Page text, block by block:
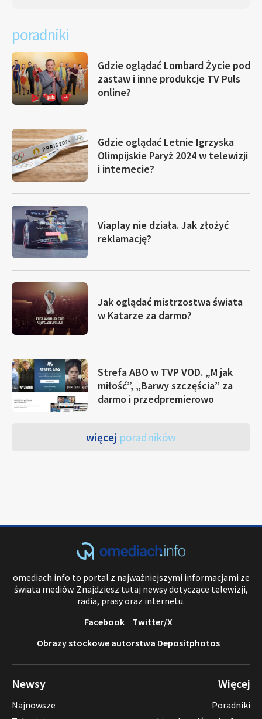
poradniki
Gdzie oglądać Lombard Życie pod
zastaw i inne produkcje TV Puls
online?
Gdzie oglądać Letnie Igrzyska
Olimpijskie Paryż 2024 w telewizji
i internecie?
Viaplay nie działa. Jak złożyć
reklamację?
Jak oglądać mistrzostwa świata
w Katarze za darmo?
Strefa ABO w TVP VOD. „M jak
miłość”, „Barwy szczęścia” za
darmo i przedpremierowo
więcej poradników
omediach.info to portal z najważniejszymi informacjami ze
świata mediów. Znajdziesz tutaj newsy dotyczące telewizji,
radia, prasy oraz internetu.
Facebook
Twitter/X
Obrazy stockowe autorstwa Depositphotos
Newsy
Najnowsze
Więcej
Poradniki